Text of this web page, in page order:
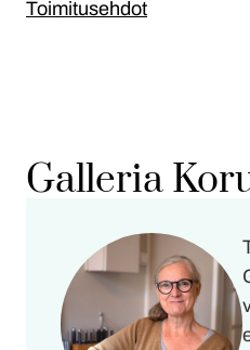
Toimitusehdot
Galleria